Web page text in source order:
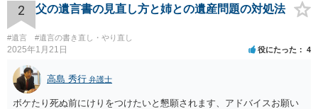
ースが多いと思います。 報酬体系は、弁護士ごとに異なりますので一
律の基準はありません。
2 父の遺言書の見直し方と姉との遺産問題の対処法
#遺言 #遺言の書き直し・やり直し
2025年1月21日 役にたった 4
高島 秀行 弁護士
ボケたり死ぬ前にけりをつけたいと懇願されます、アドバイスお願い